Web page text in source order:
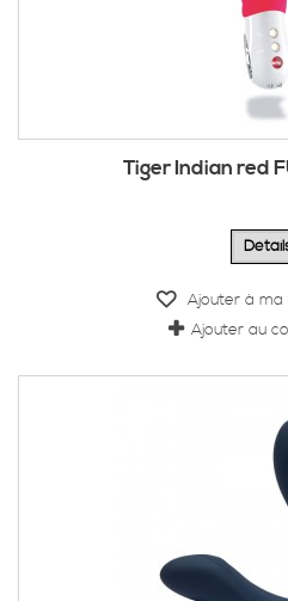
Tiger Indian red
Ajouter à ma
Ajouter au